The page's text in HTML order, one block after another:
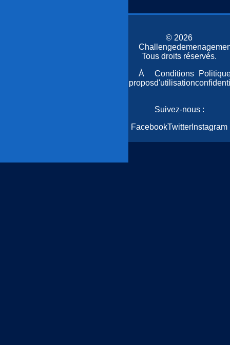
© 2026
Tous droits réservés.
À
propos
Conditions
d'utilisation
Suivez-nous :
FacebookTwitter Instagram